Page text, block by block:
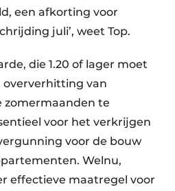
een afkorting voor
juli’, weet Top.
die 1.20 of lager moet
oververhitting van
zomermaanden te
voor het verkrijgen
voor de bouw
Welnu,
effectieve maatregel voor